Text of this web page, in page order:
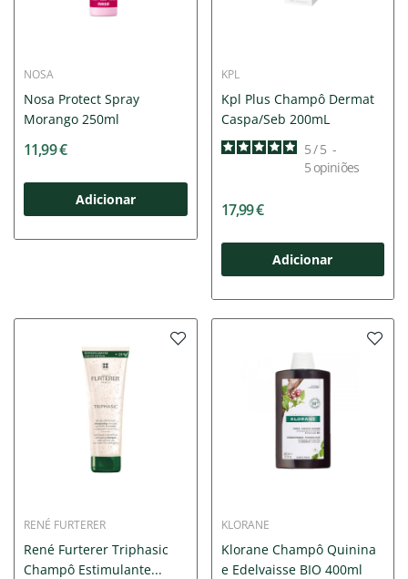
NOSA
Nosa Protect Spray
Morango 250ml
11,99 €
Adicionar
KPL
Kpl Plus Champô Dermat
Caspa/Seb 200mL
5/ 5 -
5 opiniões
17,99 €
Adicionar
RENÉ FURTERER
René Furterer Triphasic
Champô Estimulante...
KLORANE
Klorane Champô Quinina
e Edelvaisse BIO 400ml